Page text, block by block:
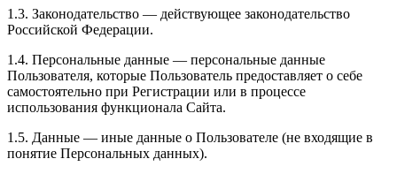
1.3. Законодательство — действующее законодательство
Российской Федерации.
1.4. Персональные данные — персональные данные
Пользователя, которые Пользователь предоставляет о себе
самостоятельно при Регистрации или в процессе
использования функционала Сайта.
1.5. Данные — иные данные о Пользователе (не входящие в
понятие Персональных данных).